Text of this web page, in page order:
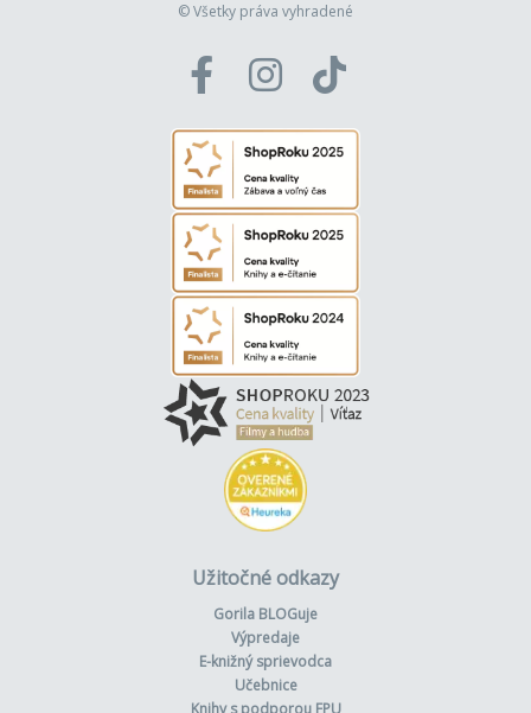
© Všetky práva vyhradené
Užitočné odkazy
Gorila BLOGuje
Výpredaje
E-knižný sprievodca
Učebnice